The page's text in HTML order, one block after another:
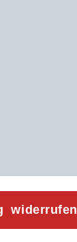
widerrufen